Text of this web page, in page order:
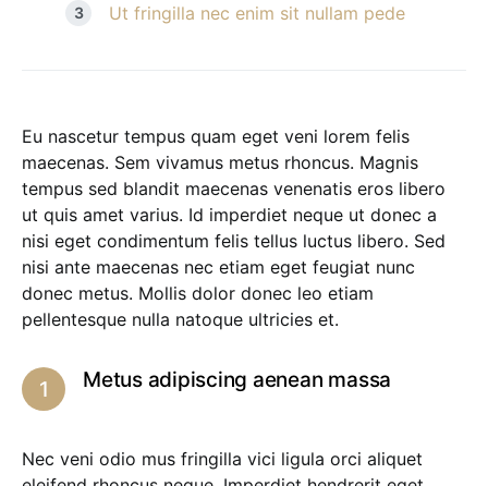
Ut fringilla nec enim sit nullam pede
Eu nascetur tempus quam eget veni lorem felis
maecenas. Sem vivamus metus rhoncus. Magnis
tempus sed blandit maecenas venenatis eros libero
ut quis amet varius. Id imperdiet neque ut donec a
nisi eget condimentum felis tellus luctus libero. Sed
nisi ante maecenas nec etiam eget feugiat nunc
donec metus. Mollis dolor donec leo etiam
pellentesque nulla natoque ultricies et.
Metus adipiscing aenean massa
Nec veni odio mus fringilla vici ligula orci aliquet